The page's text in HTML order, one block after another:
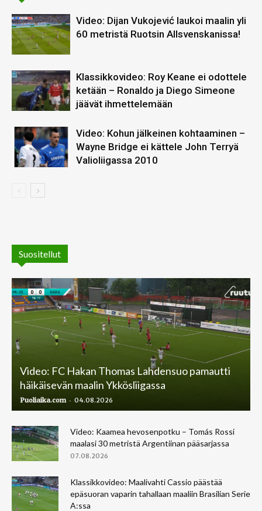
Video: Dijan Vukojević laukoi maalin yli
60 metristä Ruotsin Allsvenskanissa!
Klassikkovideo: Roy Keane ei odottele
ketään – Ronaldo ja Diego Simeone
jäävät ihmettelemään
Video: Kohun jälkeinen kohtaaminen –
Wayne Bridge ei kättele John Terryä
Valioliigassa 2010
Suositellut
Video: FC Hakan Thomas Lahdensuo pamautti
häikäisevän maalin Ykkösliigassa
Puoliaika.com - 04.08.2026
Video: Kaamea hevosenpotku – Tomás Rossi
maalasi 30 metristä Argentiinan pääsarjassa
07.08.2026
Klassikkovideo: Maalivahti Cassio päästää
epäsuoran vaparin tahallaan maaliin Brasilian Serie
A:ssa